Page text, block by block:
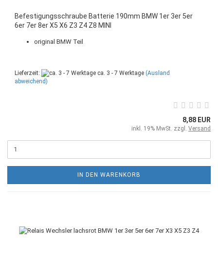
Befestigungsschraube Batterie 190mm BMW 1er 3er 5er
6er 7er 8er X5 X6 Z3 Z4 Z8 MINI
original BMW Teil
Lieferzeit: ca. 3 - 7 Werktage (Ausland
abweichend)
8,88 EUR
inkl. 19% MwSt. zzgl. Versand
IN DEN WARENKORB